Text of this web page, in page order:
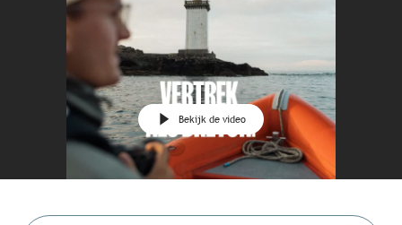
Bekijk de video